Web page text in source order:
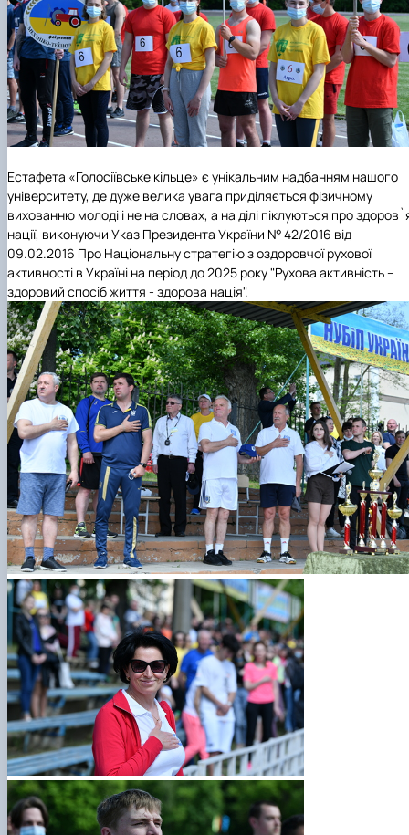
Естафета «Голосіївське кільце» є унікальним надбанням нашого
університету, де дуже велика увага приділяється фізичному
вихованню молоді і не на словах, а на ділі піклуються про
нації, виконуючи Указ Президента України № 42/2016 від
09.02.2016 Про Національну стратегію з оздоровчої рухової
активності в Україні на період до 2025 року "Рухова активність –
здоровий спосіб життя - здорова нація".